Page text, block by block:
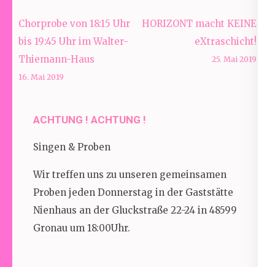
Beitragsnavigation
Chorprobe von 18:15 Uhr
bis 19:45 Uhr im Walter-
Thiemann-Haus
16. Mai 2019
HORIZONT macht KEINE
eXtraschicht!
25. Mai 2019
ACHTUNG ! ACHTUNG !
Singen & Proben
Wir treffen uns zu unseren gemeinsamen
Proben jeden Donnerstag in der Gaststätte
Nienhaus an der Gluckstraße 22-24 in 48599
Gronau um 18:00Uhr.